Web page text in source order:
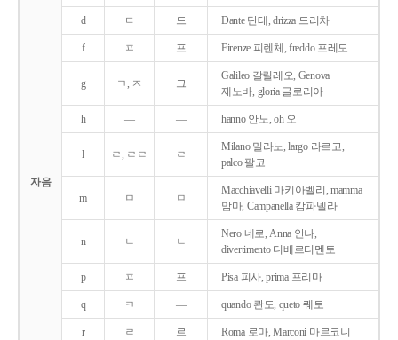
자음
d ㄷ 드 Dante 단테, drizza 드리차
f ㅍ 프 Firenze 피렌체, freddo 프레도
g ㄱ, ㅈ 그
Galileo 갈릴레오, Genova
제노바, gloria 글로리아
h ― ― hanno 안노, oh 오
l ㄹ, ㄹㄹ ㄹ
Milano 밀라노, largo 라르고,
palco 팔코
m ㅁ ㅁ
Macchiavelli 마키아벨리, mamma
맘마, Campanella 캄파넬라
n ㄴ ㄴ
Nero 네로, Anna 안나,
divertimento 디베르티멘토
p ㅍ 프 Pisa 피사, prima 프리마
q ㅋ ― quando 콴도, queto 퀘토
r ㄹ 르 Roma 로마, Marconi 마르코니